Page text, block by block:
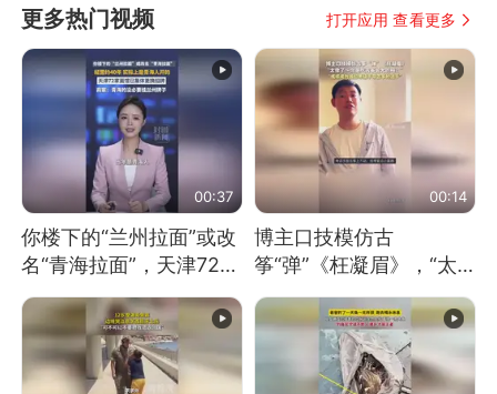
更多热门视频 打开应用 查看更多
00:37
你楼下的“兰州拉面”或改
名“青海拉面”，天津72家
面馆已集体更换招牌
00:14
博主口技模仿古
筝“弹”《枉凝眉》，“太
像了～你是吃古筝长大的
吗？”“或将成为首位考级
不带古筝的选手。”（来
源：新华每日电讯）